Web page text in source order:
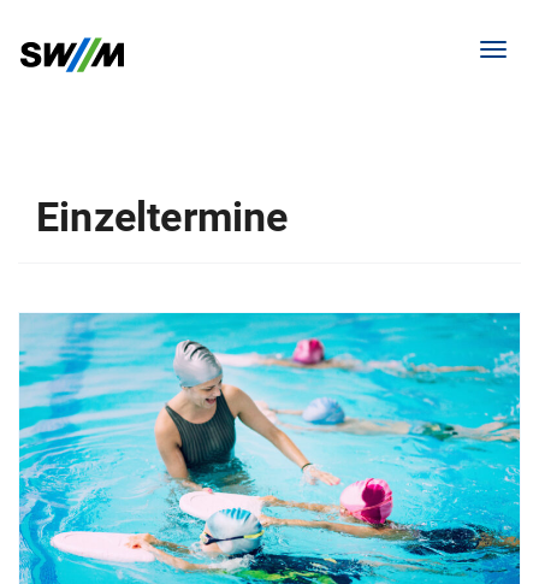
Menü
Einzeltermine